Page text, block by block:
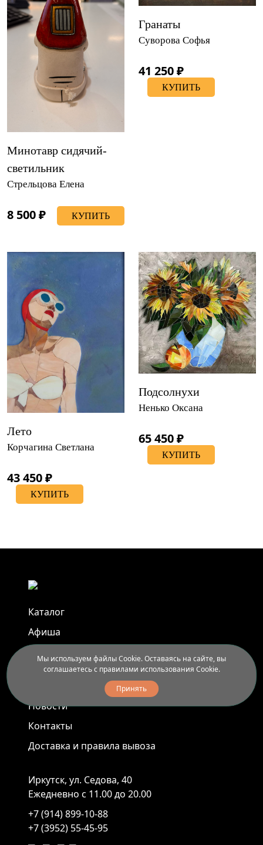
Минотавр сидячий-
светильник
Стрельцова Елена
8 500 ₽ КУПИТЬ
Гранаты
Суворова Софья
41 250 ₽
КУПИТЬ
Лето
Корчагина Светлана
43 450 ₽
КУПИТЬ
Подсолнухи
Ненько Оксана
65 450 ₽
КУПИТЬ
Каталог
Афиша
Услуги
Новости
Контакты
Доставка и правила вывоза
Иркутск, ул. Седова, 40
Ежедневно с 11.00 до 20.00
+7 (914) 899-10-88
+7 (3952) 55-45-95
Мы используем файлы Cookie. Оставаясь на сайте, вы
соглашаетесь с правилами использования Cookie.
Принять